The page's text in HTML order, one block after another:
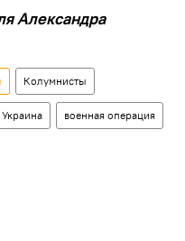
Александра
Колумнисты
Украина военная операция